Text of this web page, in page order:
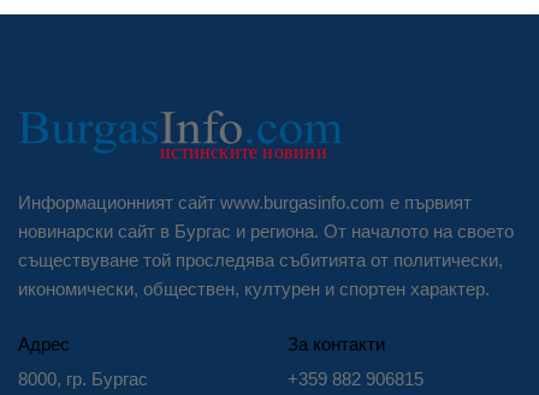
Информационният сайт www.burgasinfo.com е първият
новинарски сайт в Бургас и региона. От началото на своето
съществуване той проследява събитията от политически,
икономически, обществен, културен и спортен характер.
Адрес
8000, гр. Бургас
За контакти
+359 882 906815